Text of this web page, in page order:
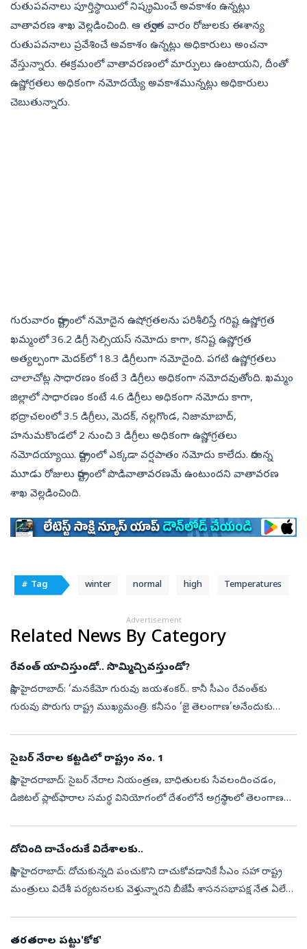
రుతుపవనాలు పూర్తిస్థాయిలో నిష్క్రమించే అవకాశం ఉన్నట్లు
వాతావరణ శాఖ వెల్లడించింది. ఆ తర్వాత వారం రోజులకు ఈశాన్య
రుతుపవనాలు ప్రవేశించే అవకాశం ఉన్నట్లు అధికారులు అంచనా
వేస్తున్నారు. ఈక్రమంలో వాతావరణంలో మార్పులు ఉంటాయని, దీంతో
ఉష్ణోగ్రతలు అధికంగా నమోదయ్యే అవకాశమున్నట్లు అధికారులు
చెబుతున్నారు.
గురువారం రాష్ట్రంలో నమోదైన ఉషోగ్రతలను పరిశీలిస్తే గరిష్ట ఉష్ణోగ్రత
ఖమ్మంలో 36.2 డిగ్రీ సెల్సియస్‌ నమోదు కాగా, కనిష్ట ఉష్ణోగ్రత
అత్యల్పంగా మెదక్‌లో 18.3 డిగ్రీలుగా నమోదైంది. పగటి ఉష్ణోగ్రతలు
చాలాచోట్ల సాధారణం కంటే 3 డిగ్రీలు అధికంగా నమోదవుతోంది. ఖమ్మం
జిల్లాలో సాధారణం కంటే 4.6 డిగ్రీలు అధికంగా నమోదు కాగా,
భద్రాచలంలో 3.5 డిగ్రీలు, మెదక్, నల్లగొండ, నిజామాబాద్,
హనుమకొండలో 2 నుంచి 3 డిగ్రీలు అధికంగా ఉష్ణోగ్రతలు
నమోదయ్యాయి. రాష్ట్రంలో ఎక్కడా వర్షపాతం నమోదు కాలేదు. రానున్న
మూడు రోజులు రాష్ట్రంలో పొడివాతావరణమే ఉంటుందని వాతావరణ
శాఖ వెల్లడించింది.
# Tag winter normal high Temperatures
Advertisement
Related News By Category
రేవంత్‌ యాచిస్తుండో.. సొమ్మిచ్చివస్తుండో?
సాక్షి, హైదరాబాద్‌: ‘మనకేమో గురువు జయశంకర్‌.. కానీ సీఎం రేవంత్‌కు
గురువు పొరుగు రాష్ట్ర ముఖ్యమంత్రి. కనీసం ‘జై తెలంగాణ’అనేందుకు
సైబర్‌ నేరాల కట్టడిలో రాష్ట్రం నం. 1
సాక్షి, హైదరాబాద్‌: సైబర్‌ నేరాల నియంత్రణ, బాధితులకు సేవలందించడం,
డిజిటల్‌ ప్లాట్‌ఫారాల సమర్థ వినియోగంలో దేశంలోనే అగ్రస్థానంలో తెలంగాణ
దోచింది దాచేందుకే విదేశాలకు..
సాక్షి, హైదరాబాద్‌: దోచుకున్నది పంచుకొని దాచుకోవడానికే సీఎం సహా రాష్ట్ర
మంత్రులు విదేశీ పర్యటనలకు వెళ్తున్నారని బీజేపీ శాసనసభాపక్ష నేత ఏలేటి
తరతరాల పట్టు'కోక'